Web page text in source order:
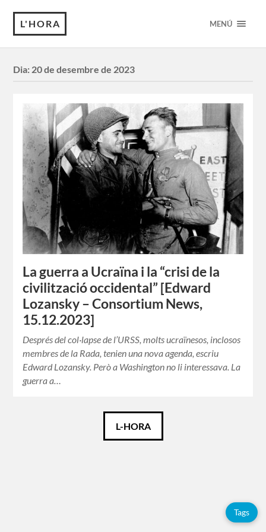
L'HORA MENÚ
Dia: 20 de desembre de 2023
La guerra a Ucraïna i la “crisi de la
civilització occidental” [Edward
Lozansky – Consortium News,
15.12.2023]
Després del col·lapse de l’URSS, molts ucraïnesos, inclosos
membres de la Rada, tenien una nova agenda, escriu
Edward Lozansky. Però a Washington no li interessava. La
guerra a…
L-HORA
Tags